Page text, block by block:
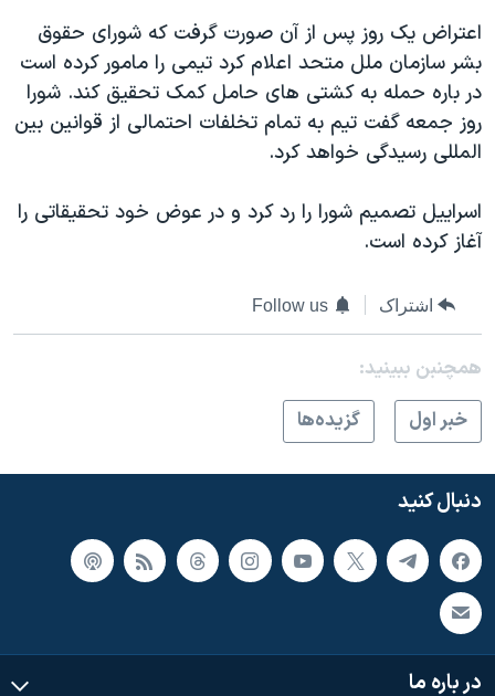
دادگاه حمید نوری
چهل سال گروگان‌گیری
قانون شفافیت دارائی کادر رهبری ایران
اعتراضات مردمی آبان ۹۸
اسرائیل در جنگ
نرگس محمدی برنده جایزه نوبل صلح
سفر پرزیدنت ترامپ به چین
اعتراض یک روز پس از آن صورت گرفت که شورای حقوق
بشر سازمان ملل متحد اعلام کرد تیمی را مامور کرده است
در باره حمله به کشتی های حامل کمک تحقیق کند. شورا
روز جمعه گفت تیم به تمام تخلفات احتمالی از قوانین بین
المللی رسیدگی خواهد کرد.
اسراییل تصمیم شورا را رد کرد و در عوض خود تحقیقاتی را
آغاز کرده است.
اشتراک Follow us
همچنبن ببینید:
خبر اول
گزيده‌ها
دنبال کنید
در باره ما